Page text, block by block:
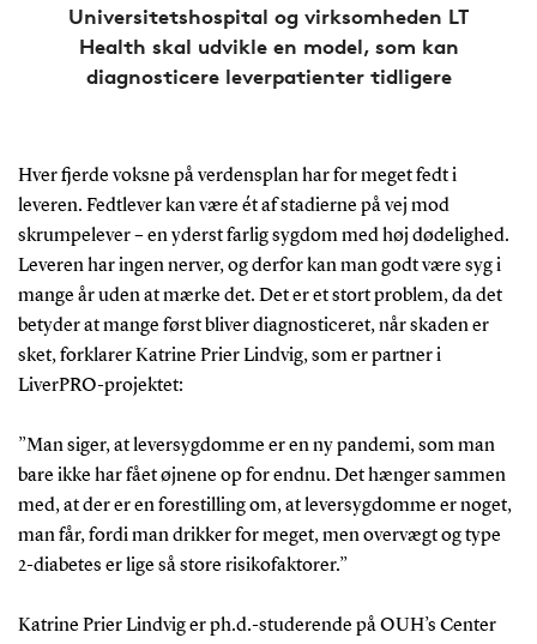
Universitetshospital og virksomheden LT
Health skal udvikle en model, som kan
diagnosticere leverpatienter tidligere
Hver fjerde voksne på verdensplan har for meget fedt i
leveren. Fedtlever kan være ét af stadierne på vej mod
skrumpelever – en yderst farlig sygdom med høj dødelighed.
Leveren har ingen nerver, og derfor kan man godt være syg i
mange år uden at mærke det. Det er et stort problem, da det
betyder at mange først bliver diagnosticeret, når skaden er
sket, forklarer Katrine Prier Lindvig, som er partner i
LiverPRO-projektet:
”Man siger, at leversygdomme er en ny pandemi, som man
bare ikke har fået øjnene op for endnu. Det hænger sammen
med, at der er en forestilling om, at leversygdomme er noget,
man får, fordi man drikker for meget, men overvægt og type
2-diabetes er lige så store risikofaktorer.”
Katrine Prier Lindvig er ph.d.-studerende på OUH’s Center